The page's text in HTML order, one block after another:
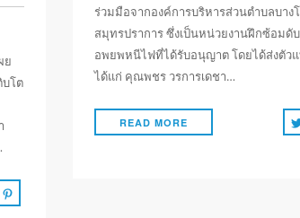
ร่วมมือจากองค์การบริหารส่วนตำบลบาง
สมุทรปราการ ซึ่งเป็นหน่วยงานฝึกซ้อมดับ
อพยพหนีไฟที่ได้รับอนุญาต โดยได้ส่งตัว
ได้แก่ คุณพชร วรการเดชา…
READ MORE
ย
บโต